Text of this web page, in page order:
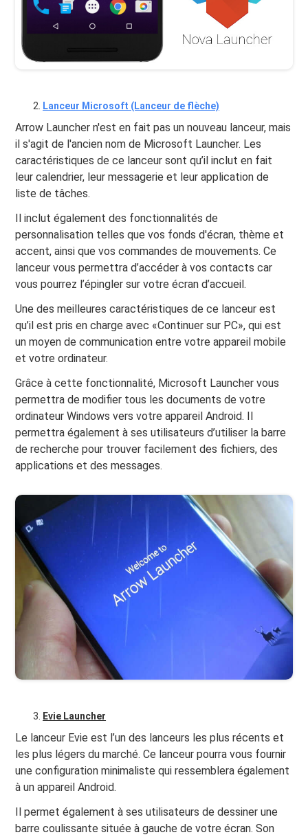
Lanceur Microsoft (Lanceur de flèche)
Arrow Launcher n'est en fait pas un nouveau lanceur, mais
il s'agit de l'ancien nom de Microsoft Launcher. Les
caractéristiques de ce lanceur sont qu’il inclut en fait
leur calendrier, leur messagerie et leur application de
liste de tâches.
Il inclut également des fonctionnalités de
personnalisation telles que vos fonds d'écran, thème et
accent, ainsi que vos commandes de mouvements. Ce
lanceur vous permettra d’accéder à vos contacts car
vous pourrez l’épingler sur votre écran d’accueil.
Une des meilleures caractéristiques de ce lanceur est
qu’il est pris en charge avec «Continuer sur PC», qui est
un moyen de communication entre votre appareil mobile
et votre ordinateur.
Grâce à cette fonctionnalité, Microsoft Launcher vous
permettra de modifier tous les documents de votre
ordinateur Windows vers votre appareil Android. Il
permettra également à ses utilisateurs d’utiliser la barre
de recherche pour trouver facilement des fichiers, des
applications et des messages.
Evie Launcher
Le lanceur Evie est l’un des lanceurs les plus récents et
les plus légers du marché. Ce lanceur pourra vous fournir
une configuration minimaliste qui ressemblera également
à un appareil Android.
Il permet également à ses utilisateurs de dessiner une
barre coulissante située à gauche de votre écran. Son